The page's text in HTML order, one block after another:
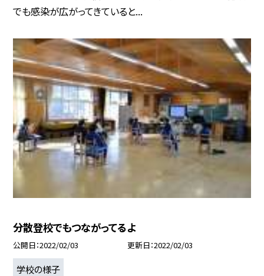
でも感染が広がってきていると...
分散登校でもつながってるよ
公開日 2022/02/03 更新日 2022/02/03
学校の様子